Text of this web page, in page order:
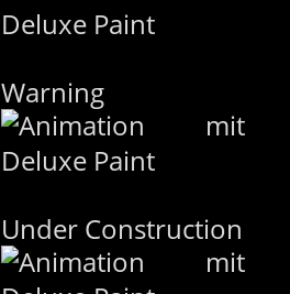
Warning
Under Construction